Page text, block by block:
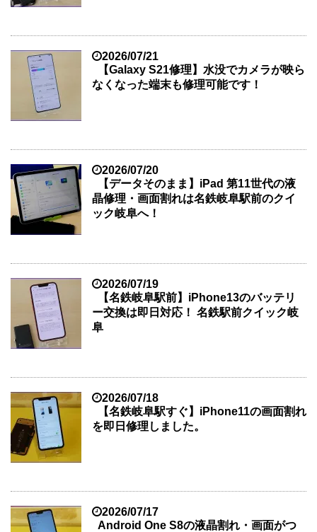
2026/07/21
【Galaxy S21修理】水没でカメラが映ら
なくなった端末も修理可能です！
2026/07/20
【データそのまま】iPad 第11世代の液
晶修理・画面割れは名鉄岐阜駅前のクイ
ック岐阜へ！
2026/07/19
【名鉄岐阜駅前】iPhone13のバッテリ
ー交換は即日対応！ 名鉄駅前クイック岐
阜
2026/07/18
【名鉄岐阜駅すぐ】iPhone11の画面割れ
を即日修理しました。
2026/07/17
Android One S8の液晶割れ・画面がつ